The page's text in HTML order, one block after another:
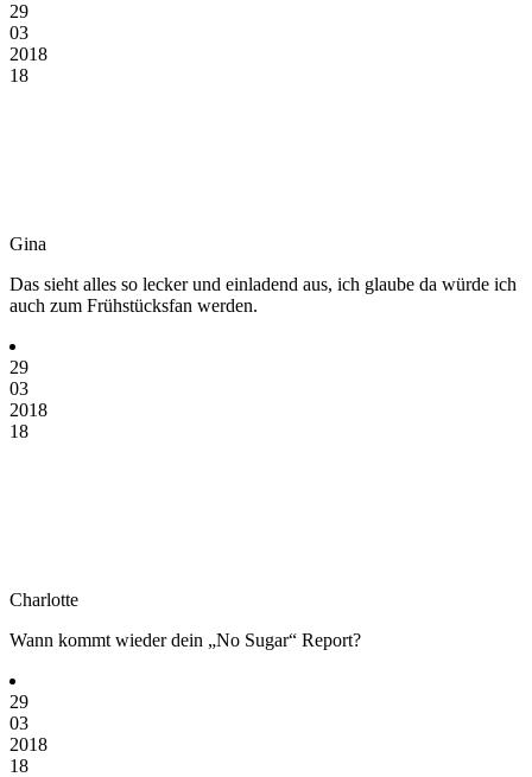
29
03
2018
18
Gina
Das sieht alles so lecker und einladend aus, ich glaube da würde ich
auch zum Frühstücksfan werden.
29
03
2018
18
Charlotte
Wann kommt wieder dein „No Sugar“ Report?
29
03
2018
18